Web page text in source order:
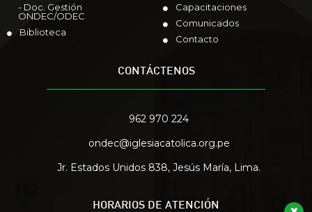
- Doc. Gestión
ONDEC/ODEC
Biblioteca
Capacitaciones
Comunicados
Contacto
CONTÁCTENOS
962 970 224
ondec@iglesiacatolica.org.pe
Jr. Estados Unidos 838, Jesús María, Lima.
HORARIOS DE ATENCIÓN